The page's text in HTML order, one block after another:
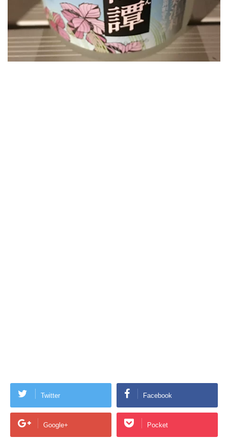
Twitter Facebook
Google+ Pocket